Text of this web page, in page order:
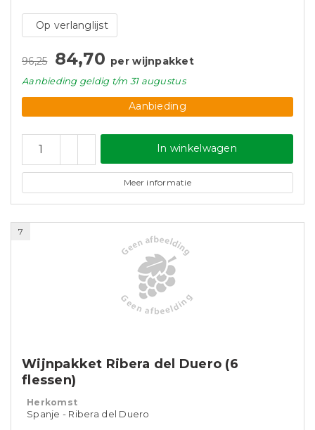
Op verlanglijst
96,25 84,70 per wijnpakket
Aanbieding geldigt/m 31 augustus
Aanbieding
In winkelwagen
Meer informatie
7
Wijnpakket Ribera del Duero (6
flessen)
Herkomst
Spanje - Ribera del Duero